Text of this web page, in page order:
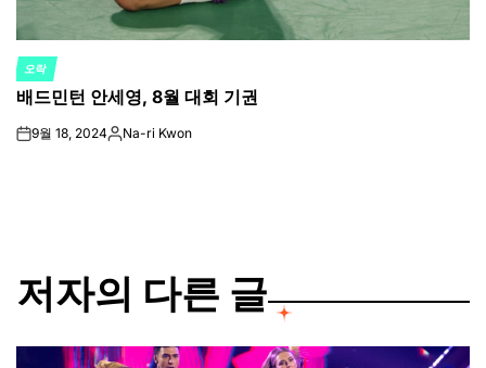
POSTED
IN
오락
배드민턴 안세영, 8월 대회 기권
on9월 18, 2024Posted
Na-ri Kwon
저자의 다른 글